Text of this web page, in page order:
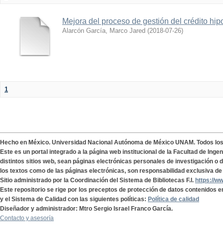
Mejora del proceso de gestión del crédito
Alarcón García, Marco Jared (2018-07-26)
1
Hecho en México. Universidad Nacional Autónoma de México UNAM. Todos
Este es un portal integrado a la página web institucional de la Facultad de
distintos sitios web, sean páginas electrónicas personales de investigación o
los textos como de las páginas electrónicas, son responsabilidad exclusiva
Sitio administrado por la Coordinación del Sistema de Bibliotecas F.I. https://
Este repositorio se rige por los preceptos de protección de datos contenidos
y el Sistema de Calidad con las siguientes políticas: Política de calidad
Diseñador y administrador: Mtro Sergio Israel Franco García.
Contacto y asesoría